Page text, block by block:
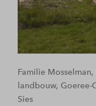
Familie
landbouw,
Sies